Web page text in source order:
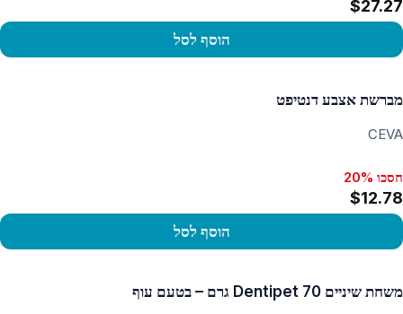
$27.27
הוסף לסל
מברשת אצבע דנטיפט
CEVA
חסכו 20%
$12.78
הוסף לסל
משחת שיניים Dentipet 70 גרם – בטעם עוף